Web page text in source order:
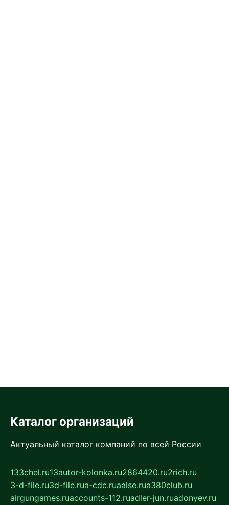
Каталог организаций
Актуальный каталог компаний по всей России
133chel.ru13autor-kolonka.ru2864420.ru2rich.ru
3-d-file.ru3d-file.rua-cdc.ruaalse.rua380club.ru
airgungames.ruaccounts-112.ruadler-jun.ruadonyev.ru